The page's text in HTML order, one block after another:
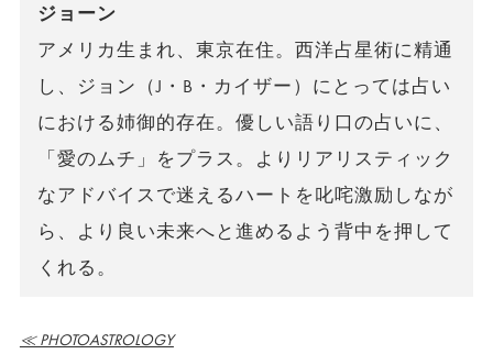
ジョーン
アメリカ生まれ、東京在住。西洋占星術に精通
し、ジョン（J・B・カイザー）にとっては占い
における姉御的存在。優しい語り口の占いに、
「愛のムチ」をプラス。よりリアリスティック
なアドバイスで迷えるハートを叱咤激励しなが
ら、より良い未来へと進めるよう背中を押して
くれる。
≪ PHOTOASTROLOGY